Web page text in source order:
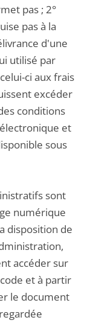
pas ; 2°
pas à la
d'une
utilisé par
ci aux frais
excéder
conditions
et
sous
sont
numérique
disposition de
accéder sur
et à partir
le document